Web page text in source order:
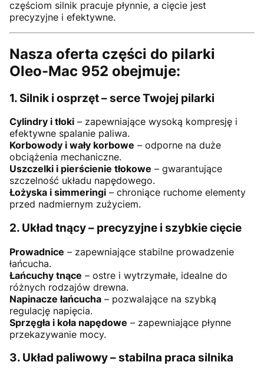
częściom silnik pracuje płynnie, a cięcie jest
precyzyjne i efektywne.
Nasza oferta części do pilarki
Oleo-Mac 952 obejmuje:
1. Silnik i osprzęt – serce Twojej pilarki
Cylindry i tłoki – zapewniające wysoką kompresję i
efektywne spalanie paliwa.
Korbowody i wały korbowe – odporne na duże
obciążenia mechaniczne.
Uszczelki i pierścienie tłokowe – gwarantujące
szczelność układu napędowego.
Łożyska i simmeringi – chroniące ruchome elementy
przed nadmiernym zużyciem.
2. Układ tnący – precyzyjne i szybkie cięcie
Prowadnice – zapewniające stabilne prowadzenie
łańcucha.
Łańcuchy tnące – ostre i wytrzymałe, idealne do
różnych rodzajów drewna.
Napinacze łańcucha – pozwalające na szybką
regulację napięcia.
Sprzęgła i koła napędowe – zapewniające płynne
przekazywanie mocy.
3. Układ paliwowy – stabilna praca silnika